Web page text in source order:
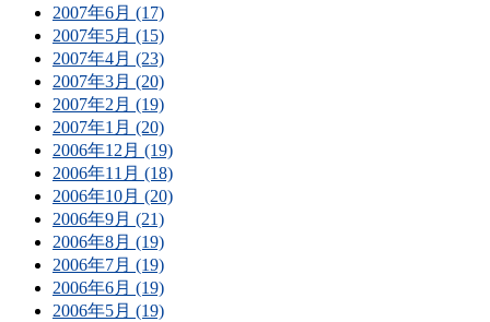
2007年6月 (17)
2007年5月 (15)
2007年4月 (23)
2007年3月 (20)
2007年2月 (19)
2007年1月 (20)
2006年12月 (19)
2006年11月 (18)
2006年10月 (20)
2006年9月 (21)
2006年8月 (19)
2006年7月 (19)
2006年6月 (19)
2006年5月 (19)